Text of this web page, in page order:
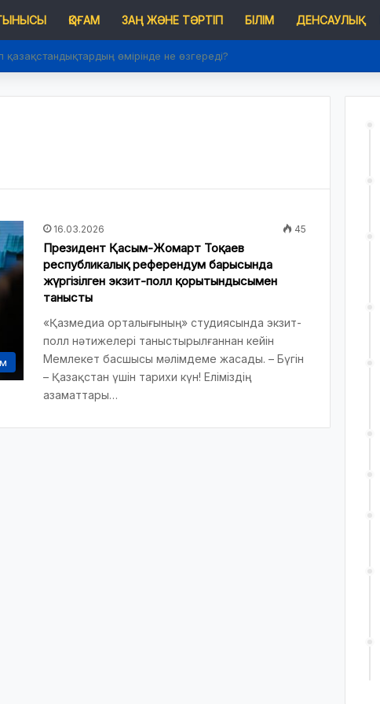
ҚОҒАМ ЗАҢ ЖӘНЕ ТӘРТІП БІЛІМ ДЕНСАУЛЫҚ
өмірінде не өзгереді?
16.03.2026 45
Президент Қасым-Жомарт Тоқаев
республикалық референдум барысында
жүргізілген экзит-полл қорытындысымен
танысты
«Қазмедиа орталығының» студиясында экзит-
полл нәтижелері таныстырылғаннан кейін
Мемлекет басшысы мәлімдеме жасады. – Бүгін
– Қазақстан үшін тарихи күн! Еліміздің
азаматтары…